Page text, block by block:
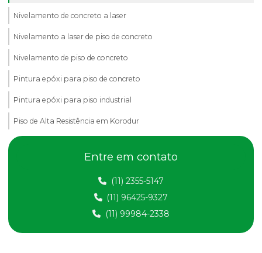
Nivelamento de concreto a laser
Nivelamento a laser de piso de concreto
Nivelamento de piso de concreto
Pintura epóxi para piso de concreto
Pintura epóxi para piso industrial
Piso de Alta Resistência em Korodur
Piso de alta resistência granilite
Piso de alta resistência korodur
Piso de alta resistência em são bernardo do campo
Entre em contato
(11) 2355-5147
(11) 96425-9327
(11) 99984-2338